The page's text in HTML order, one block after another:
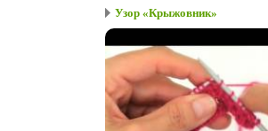
Узор «Крыжовник»